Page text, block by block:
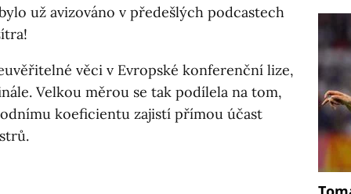
už avizováno v předešlých podcastech
věci v Evropské konferenční lize,
Velkou měrou se tak podílela na tom,
koeficientu zajistí přímou účast